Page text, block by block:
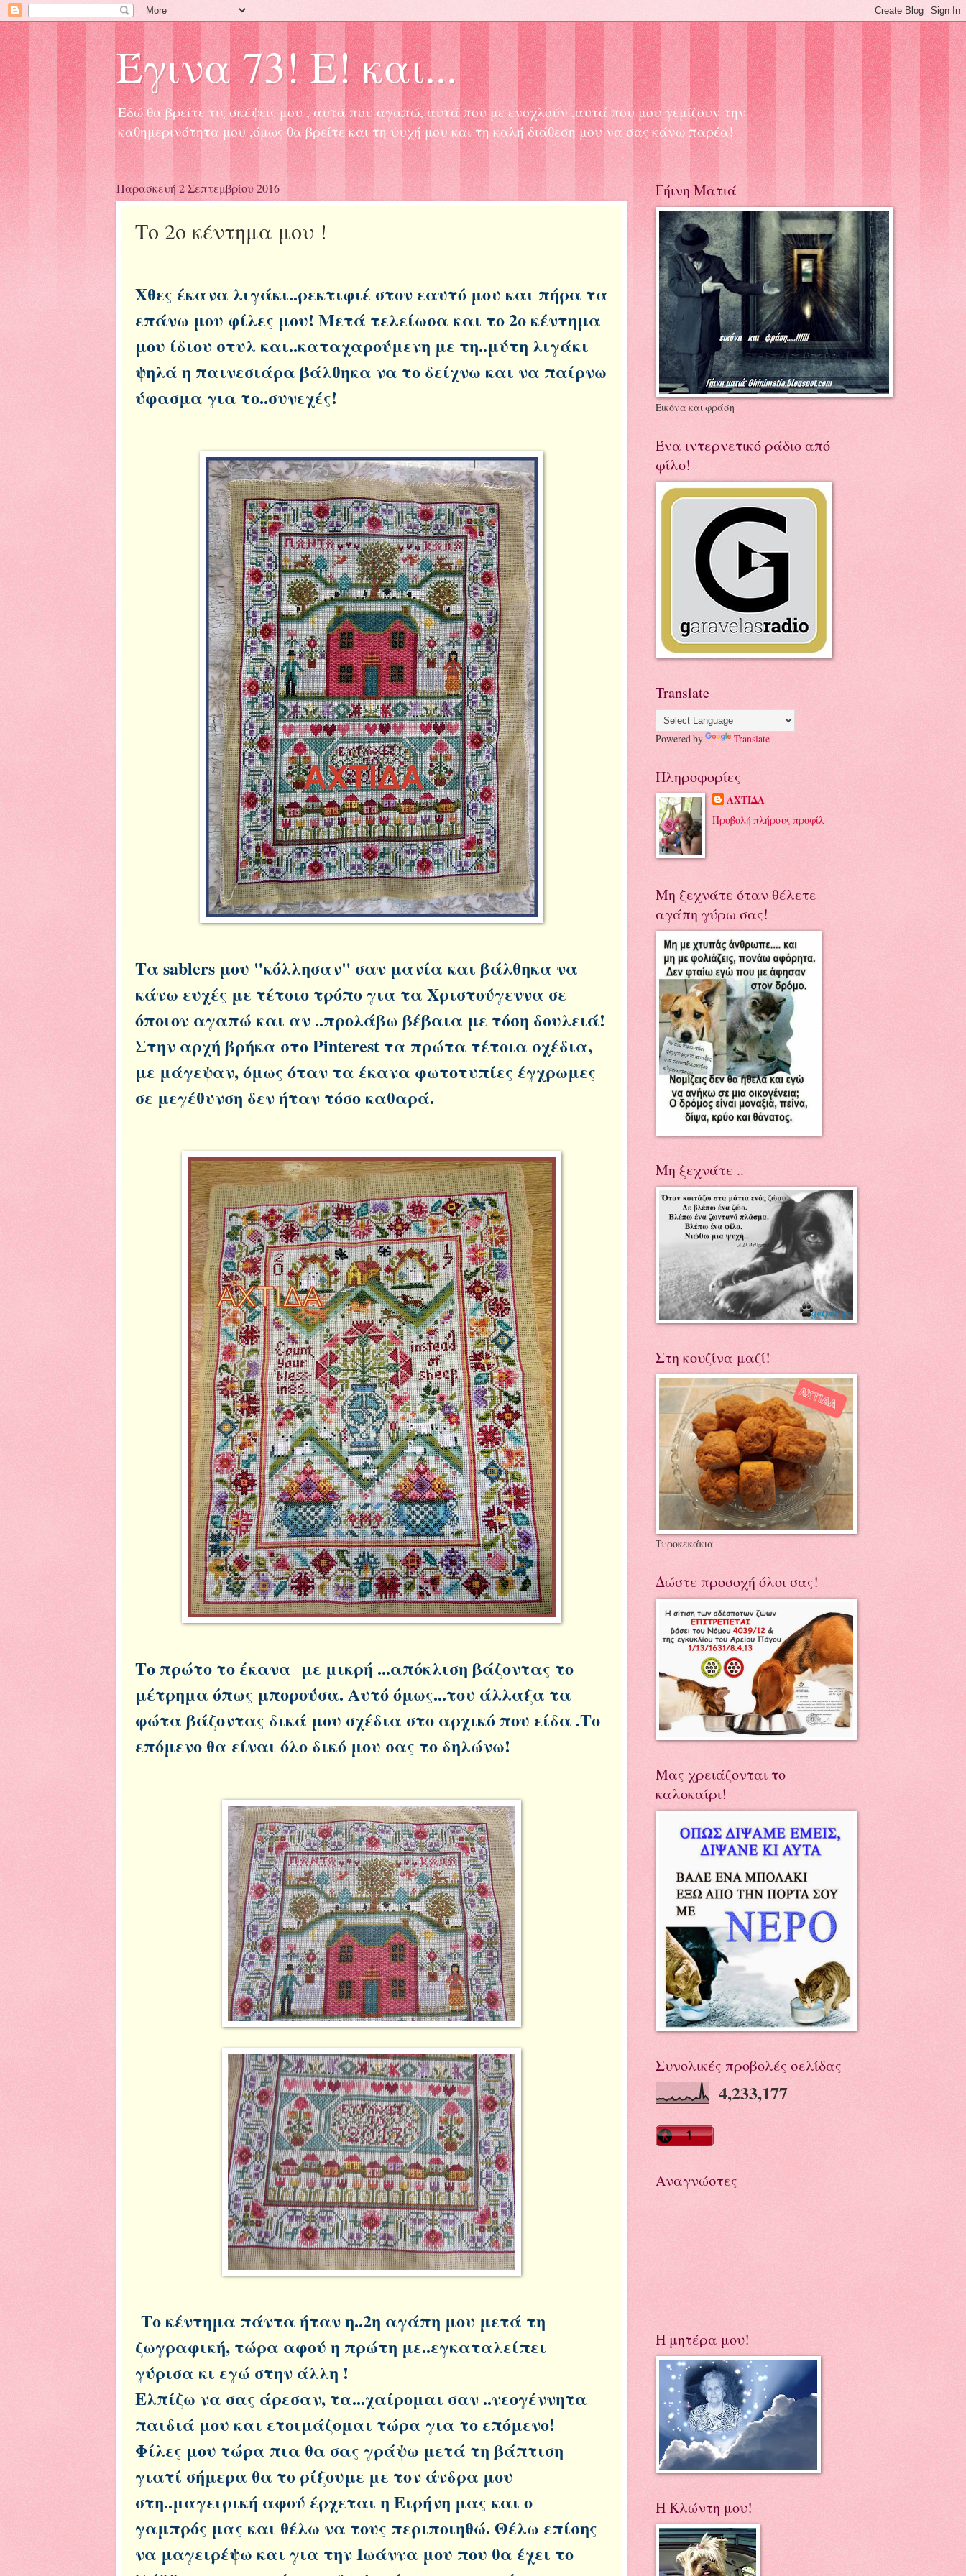
Έγινα 73! Ε! και...
Εδώ θα βρείτε τις σκέψεις μου , αυτά που αγαπώ, αυτά που με ενοχλούν ,αυτά που μου γεμίζουν την
καθημερινότητα μου ,όμως θα βρείτε και τη ψυχή μου και τη καλή διάθεση μου να σας κάνω παρέα!
Παρασκευή 2 Σεπτεμβρίου 2016
Το 2ο κέντημα μου !
Χθες έκανα λιγάκι..ρεκτιφιέ στον εαυτό μου και πήρα τα
επάνω μου φίλες μου! Μετά τελείωσα και το 2ο κέντημα
μου ίδιου στυλ και..καταχαρούμενη με τη..μύτη λιγάκι
ψηλά η παινεσιάρα βάλθηκα να το δείχνω και να παίρνω
ύφασμα για το..συνεχές!
Τα sablers μου "κόλλησαν" σαν μανία και βάλθηκα να
κάνω ευχές με τέτοιο τρόπο για τα Χριστούγεννα σε
όποιον αγαπώ και αν ..προλάβω βέβαια με τόση δουλειά!
Στην αρχή βρήκα στο Pinterest τα πρώτα τέτοια σχέδια,
με μάγεψαν, όμως όταν τα έκανα φωτοτυπίες έγχρωμες
σε μεγέθυνση δεν ήταν τόσο καθαρά.
Το πρώτο το έκανα με μικρή ...απόκλιση βάζοντας το
μέτρημα όπως μπορούσα. Αυτό όμως...του άλλαξα τα
φώτα βάζοντας δικά μου σχέδια στο αρχικό που είδα .Το
επόμενο θα είναι όλο δικό μου σας το δηλώνω!
Το κέντημα πάντα ήταν η..2η αγάπη μου μετά τη
ζωγραφική, τώρα αφού η πρώτη με..εγκαταλείπει
γύρισα κι εγώ στην άλλη !
Ελπίζω να σας άρεσαν, τα...χαίρομαι σαν ..νεογέννητα
παιδιά μου και ετοιμάζομαι τώρα για το επόμενο!
Φίλες μου τώρα πια θα σας γράψω μετά τη βάπτιση
γιατί σήμερα θα το ρίξουμε με τον άνδρα μου
στη..μαγειρική αφού έρχεται η Ειρήνη μας και ο
γαμπρός μας και θέλω να τους περιποιηθώ. Θέλω επίσης
να μαγειρέψω και για την Ιωάννα μου που θα έχει το
Γήινη Ματιά
Εικόνα και φράση
Ένα ιντερνετικό ράδιο από
φίλο!
Translate
Powered by Translate
Πληροφορίες
ΑΧΤΙΔΑ
Προβολή πλήρους προφίλ
Μη ξεχνάτε όταν θέλετε
αγάπη γύρω σας!
Μη ξεχνάτε ..
Στη κουζίνα μαζί!
Τυροκεκάκια
Δώστε προσοχή όλοι σας!
Μας χρειάζονται το
καλοκαίρι!
Συνολικές προβολές σελίδας
4,233,177
Αναγνώστες
Η μητέρα μου!
Η Κλώντη μου!